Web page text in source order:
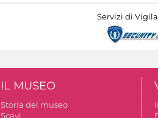
Servizi di
IL MUSEO
Storia del museo
Scavi